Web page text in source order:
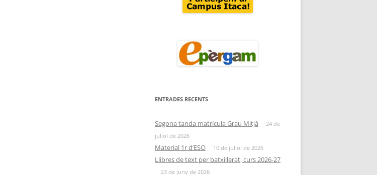
ENTRADES RECENTS
Segona tanda matrícula Grau Mitjà
24 de
juliol de 2026
Material 1r d’ESO 10 de juliol de 2026
Llibres de text per batxillerat, curs 2026-27
23 de juny de 2026